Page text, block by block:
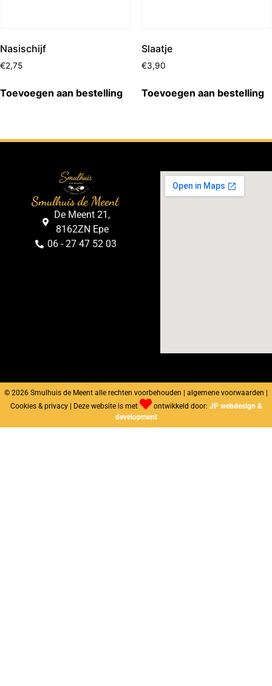
Nasischijf
€2,75
Toevoegen aan bestelling
Slaatje
€3,90
Toevoegen aan bestelling
Smulhuis de Meent
De Meent 21,
8162ZN Epe
06 - 27 47 52 03
© 2026 Smulhuis de Meent alle rechten voorbehouden | algemene voorwaarden |
Cookies & privacy | Deze website is met
ontwikkeld door: JP webdesign &
development